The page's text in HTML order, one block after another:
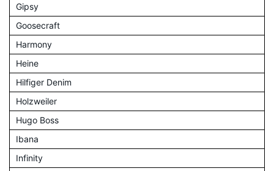
Gipsy
Goosecraft
Harmony
Heine
Hilfiger Denim
Holzweiler
Hugo Boss
Ibana
Infinity